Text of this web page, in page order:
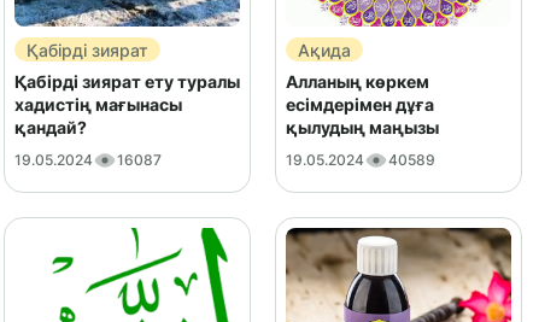
Қабірді зиярат
Қабірді зиярат ету туралы
хадистің мағынасы
қандай?
19.05.2024 16087
Ақида
Алланың көркем
есімдерімен дұға
қылудың маңызы
19.05.2024 40589